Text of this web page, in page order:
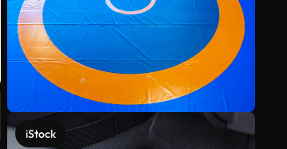
iStock